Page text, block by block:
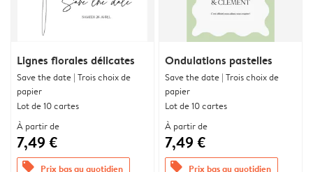
Lignes florales délicates
Save the date | Trois choix de
papier
Lot de 10 cartes
À partir de
7,49 €
offers Prix bas au quotidien
Ondulations pastelles
Save the date | Trois choix de
papier
Lot de 10 cartes
À partir de
7,49 €
offers Prix bas au quotidien